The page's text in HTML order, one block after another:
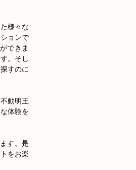
様々な
ョンで
できま
。そし
すのに
動明王
体験を
す。是
をお楽